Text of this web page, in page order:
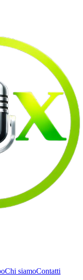
Chi siamoContatti